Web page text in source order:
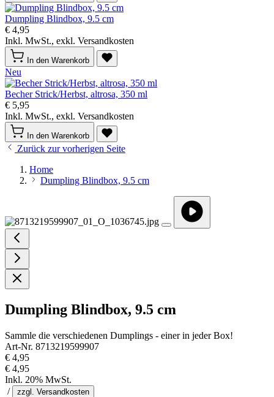
Dumpling Blindbox, 9.5 cm
€ 4,95
Inkl. MwSt., exkl. Versandkosten
In den Warenkorb
Neu
Becher Strick/Herbst, altrosa, 350 ml
€ 5,95
Inkl. MwSt., exkl. Versandkosten
In den Warenkorb
Zurück zur vorherigen Seite
Home
Dumpling Blindbox, 9.5 cm
Dumpling Blindbox, 9.5 cm
Sammle die verschiedenen Dumplings - einer in jeder Box!
Art-Nr. 8713219599907
€ 4,95
€ 4,95
Inkl. 20% MwSt.
/
zzgl. Versandkosten